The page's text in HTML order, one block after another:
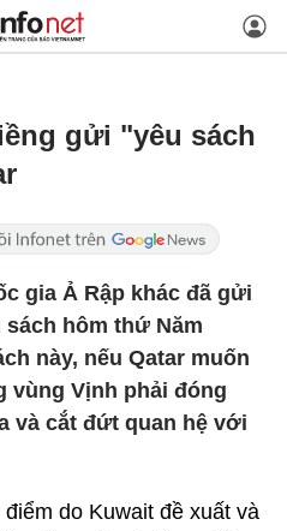
gửi "yêu sách
gia Ả Rập khác đã gửi
sách hôm thứ Năm
này, nếu Qatar muốn
vùng Vịnh phải đóng
và cắt đứt quan hệ với
do Kuwait đề xuất và